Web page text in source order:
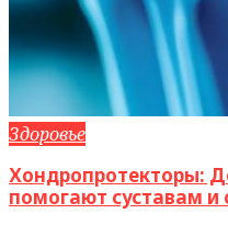
Здоровье
Хондропротекторы:
помогают суставам и